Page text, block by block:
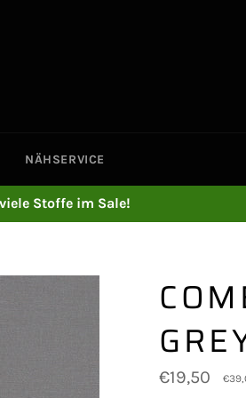
NÄHSERVICE
Stoffe im Sale!
Normaler
Preis
€19,50